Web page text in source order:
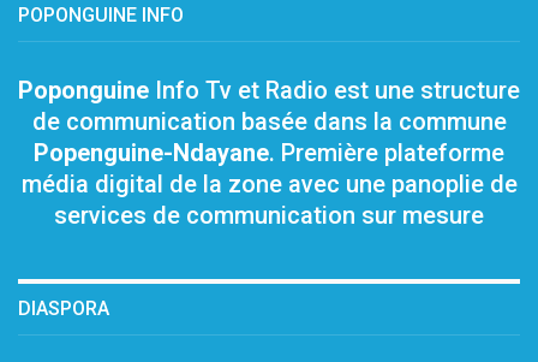
POPONGUINE INFO
Poponguine Info Tv et Radio est une structure
de communication basée dans la commune
Popenguine-Ndayane. Première plateforme
média digital de la zone avec une panoplie de
services de communication sur mesure
DIASPORA